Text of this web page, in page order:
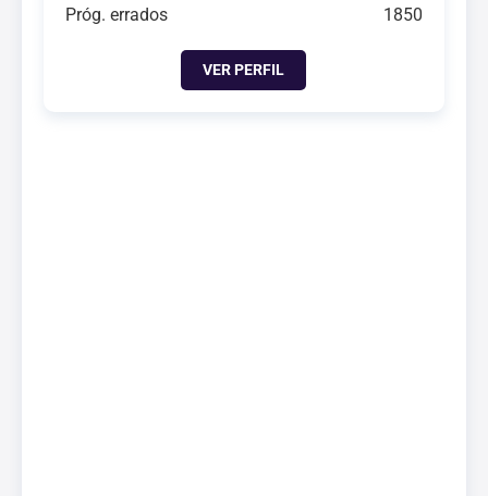
Próg. errados 1850
VER PERFIL